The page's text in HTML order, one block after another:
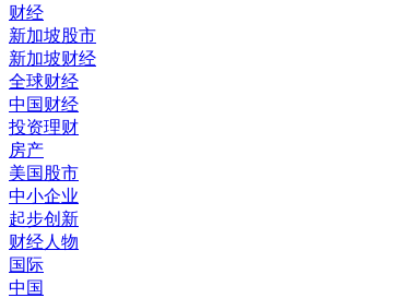
财经
新加坡股市
新加坡财经
全球财经
中国财经
投资理财
房产
美国股市
中小企业
起步创新
财经人物
国际
中国